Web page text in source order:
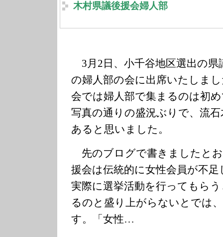
木村県議後援会婦人部
3月2日、小千谷地区選出の県
の婦人部の会に出席いたしま
会では婦人部で集まるのは初
写真の通りの盛況ぶりで、流
あると思いました。
先のブログで書きましたと
援会は伝統的に女性会員が不
実際に選挙活動を行ってもら
るのと盛り上がらないとでは
す。「女性…